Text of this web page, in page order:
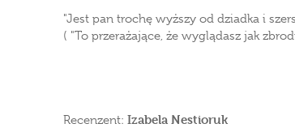
"Jest pan trochę wyższy od dziadka i
( "To przerażające, że wyglądasz jak
Recenzent: Izabela Nestioruk